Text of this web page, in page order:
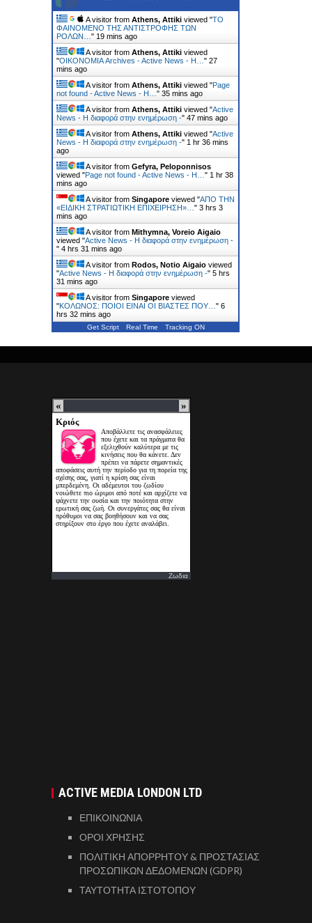
A visitor from Athens, Attiki viewed "ΤΟ
ΦΑΙΝΟΜΕΝΟ ΤΗΣ ΑΝΤΙΣΤΡΟΦΗΣ ΤΩΝ
ΡΟΛΩΝ… " 19 mins ago
A visitor from Athens, Attiki viewed
"ΟΙΚΟΝΟΜΙΑ Archives - Active News - Η… " 27
mins ago
A visitor from Athens, Attiki viewed "Page
not found - Active News - Η… " 35 mins ago
A visitor from Athens, Attiki viewed "Active
News - Η διαφορά στην ενημέρωση -" 47 mins ago
A visitor from Athens, Attiki viewed "Active
News - Η διαφορά στην ενημέρωση -" 1 hr 36 mins
ago
A visitor from Gefyra, Peloponnisos
viewed "Page not found - Active News - Η… " 1 hr 38
mins ago
A visitor from Singapore viewed "ΑΠΟ ΤΗΝ
«ΕΙΔΙΚΗ ΣΤΡΑΤΙΩΤΙΚΗ ΕΠΙΧΕΙΡΗΣΗ»… " 3 hrs 3
mins ago
A visitor from Mithymna, Voreio Aigaio
viewed "Active News - Η διαφορά στην ενημέρωση -
" 4 hrs 31 mins ago
A visitor from Rodos, Notio Aigaio viewed
"Active News - Η διαφορά στην ενημέρωση -" 5 hrs
31 mins ago
A visitor from Singapore viewed
"ΚΟΛΩΝΟΣ: ΠΟΙΟΙ ΕΙΝΑΙ ΟΙ ΒΙΑΣΤΕΣ ΠΟΥ… " 6
hrs 32 mins ago
Get Script Real Time Tracking ON
Ζωδια
ACTIVE MEDIA LONDON LTD
ΕΠΙΚΟΙΝΩΝΙΑ
ΟΡΟΙ ΧΡΗΣΗΣ
ΠΟΛΙΤΙΚΗ ΑΠΟΡΡΗΤΟΥ & ΠΡΟΣΤΑΣΙΑΣ
ΠΡΟΣΩΠΙΚΩΝ ΔΕΔΟΜΕΝΩΝ (GDPR)
ΤΑΥΤΟΤΗΤΑ ΙΣΤΟΤΟΠΟΥ